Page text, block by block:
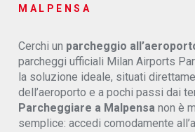
MALPENSA
Cerchi un parcheggio
parcheggi ufficiali Milan Airports
la soluzione ideale, situati
dell’aeroporto e a pochi passi dai
Parcheggiare a Malpensa non è
semplice: accedi comodamente